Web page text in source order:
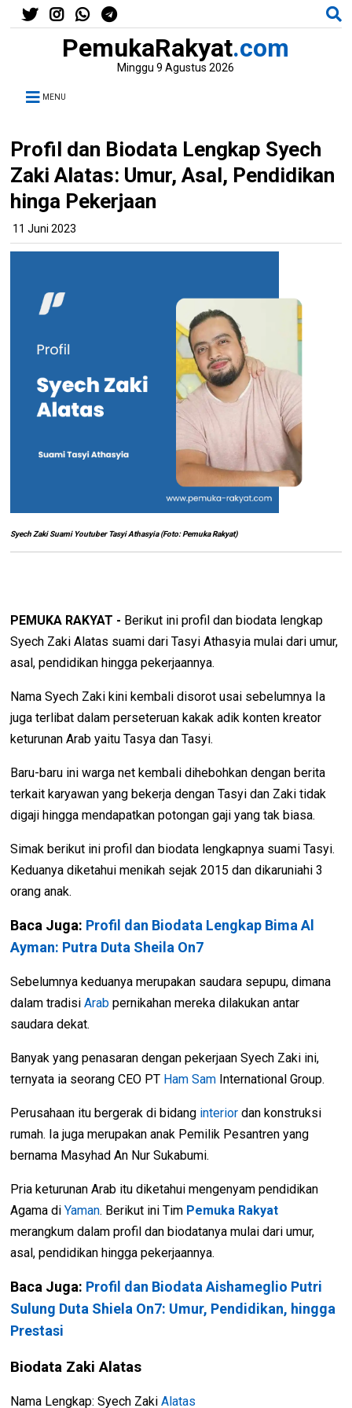
PemukaRakyat.com
Minggu 9 Agustus 2026
MENU
Profil dan Biodata Lengkap Syech
Zaki Alatas: Umur, Asal, Pendidikan
hinga Pekerjaan
11 Juni 2023
Syech Zaki Suami Youtuber Tasyi Athasyia (Foto: Pemuka Rakyat)
PEMUKA RAKYAT - Berikut ini profil dan biodata lengkap
Syech Zaki Alatas suami dari Tasyi Athasyia mulai dari umur,
asal, pendidikan hingga pekerjaannya.
Nama Syech Zaki kini kembali disorot usai sebelumnya Ia
juga terlibat dalam perseteruan kakak adik konten kreator
keturunan Arab yaitu Tasya dan Tasyi.
Baru-baru ini warga net kembali dihebohkan dengan berita
terkait karyawan yang bekerja dengan Tasyi dan Zaki tidak
digaji hingga mendapatkan potongan gaji yang tak biasa.
Simak berikut ini profil dan biodata lengkapnya suami Tasyi.
Keduanya diketahui menikah sejak 2015 dan dikaruniahi 3
orang anak.
Baca Juga: Profil dan Biodata Lengkap Bima Al
Ayman: Putra Duta Sheila On7
Sebelumnya keduanya merupakan saudara sepupu, dimana
dalam tradisiArabpernikahan mereka dilakukan antar
saudara dekat.
Banyak yang penasaran dengan pekerjaan Syech Zaki ini,
ternyata ia seorang CEO PT Ham Sam International Group.
Perusahaan itu bergerak di bidang interiordan konstruksi
rumah. Ia juga merupakan anak Pemilik Pesantren yang
bernama Masyhad An Nur Sukabumi.
Pria keturunan Arab itu diketahui mengenyam pendidikan
Agama diYaman. Berikut ini Tim Pemuka Rakyat
merangkum dalam profil dan biodatanya mulai dari umur,
asal, pendidikan hingga pekerjaannya.
Baca Juga: Profil dan Biodata Aishameglio Putri
Sulung Duta Shiela On7: Umur, Pendidikan, hingga
Prestasi
Biodata Zaki Alatas
Nama Lengkap: Syech ZakiAlatas